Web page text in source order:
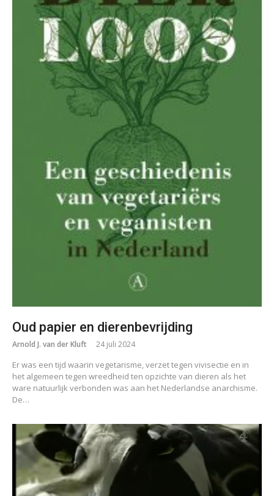
Oud papier en dierenbevrijding
Arnold J. van der Kluft 24 juli 2024
Er was een tijd waarin vegetarisme, verzet tegen vivisectie en in
het algemeen tegen wreedheid ten opzichte van dieren als het
ware natuurlijk verbonden was aan het Nederlandse anarchisme.
De…